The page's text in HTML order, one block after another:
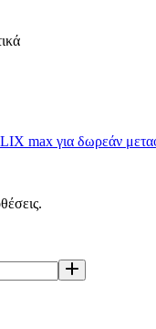
max για δωρεάν